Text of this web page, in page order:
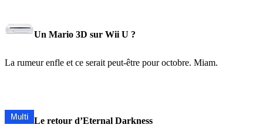
Un Mario 3D sur Wii U ?
La rumeur enfle et ce serait peut-être pour octobre. Miam.
Le retour d’Eternal Darkness